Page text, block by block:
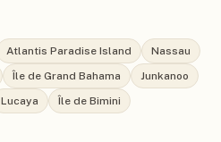
Atlantis Paradise Island
Nassau
Île de Grand Bahama
Junkanoo
Lucaya Île de Bimini